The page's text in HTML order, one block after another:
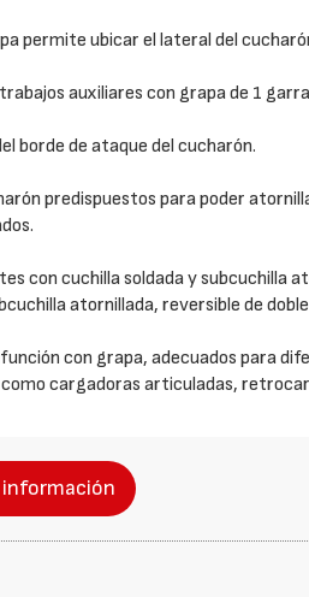
permite ubicar el lateral del
auxiliares con grapa de 1
borde de ataque del cucharón.
predispuestos para poder
con cuchilla soldada y subcuchilla
atornillada, reversible de
con grapa, adecuados para
cargadoras articuladas,